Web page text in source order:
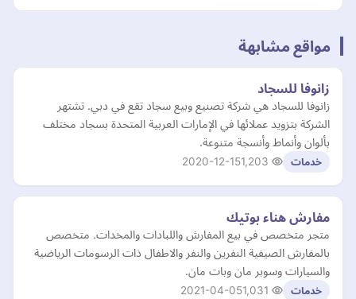
مواقع مشابهة
زانوفا للسجاد
زانوفا للسجاد هي شركة تصنيع وبيع سجاد تقع في دبي. تشتهر
الشركة بتزويد عملائها في الإمارات العربية المتحدة بسجاد مختلف
بألوان وأنماط وأنسجة متنوعة.
خدمات 2020-12-15
مفارش هناء بوتيك
متجر متخصص في بيع المفارش واللبادات والمخدات. متخصص
بالمفارش الصيفية النفرين والنفر والاطفال ذات الرسومات الرياضية
والسيارات وسوبر مان وبات مان.
خدمات 2021-04-05